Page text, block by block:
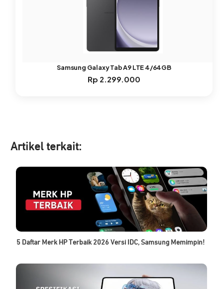
Samsung Galaxy Tab A9 LTE 4/64GB
Rp 2.299.000
Artikel terkait:
5 Daftar Merk HP Terbaik 2026 Versi IDC, Samsung Memimpin!